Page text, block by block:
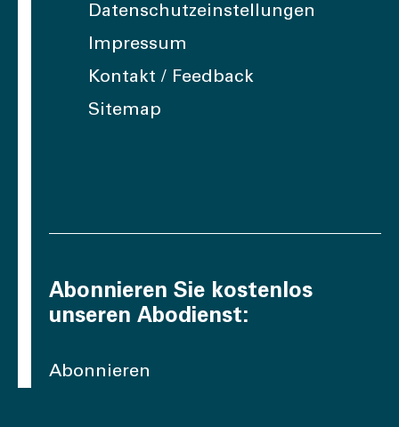
Datenschutzeinstellungen
Impressum
Kontakt / Feedback
Sitemap
Abonnieren Sie kostenlos
unseren Abodienst:
Abonnieren